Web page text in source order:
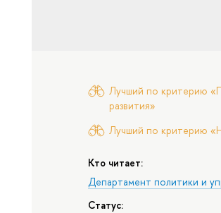
Лучший по критерию
развития»
Лучший по критерию
Кто читает:
Департамент политики и
Статус: